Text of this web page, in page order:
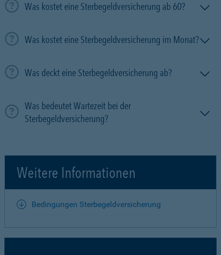
Was kostet eine Sterbegeldversicherung ab 60?
Was kostet eine Sterbegeldversicherung im Monat?
Was deckt eine Sterbegeldversicherung ab?
Was bedeutet Wartezeit bei der
Sterbegeldversicherung?
Weitere Informationen
Bedingungen Sterbegeldversicherung